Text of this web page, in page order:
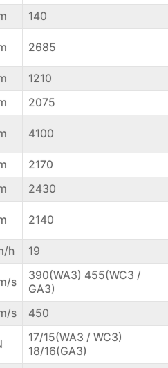
140
2685
1210
2075
4100
2170
2430
2140
h 19
s
390(WA3) 455(WC3 /
GA3)
s 450
17/15(WA3 / WC3)
18/16(GA3)